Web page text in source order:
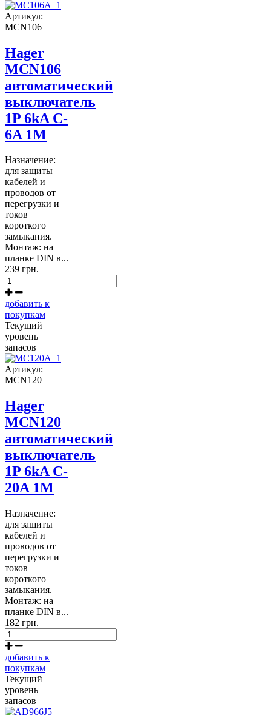
Артикул:
MCN106
Hager
MCN106
автоматический
выключатель
1P 6kA C-
6A 1M
Назначение:
для защиты
кабелей и
проводов от
перегрузки и
токов
короткого
замыкания.
Монтаж: на
планке DIN в...
239 грн.
добавить к
покупкам
Текущий
уровень
запасов
Артикул:
MCN120
Hager
MCN120
автоматический
выключатель
1P 6kA C-
20A 1M
Назначение:
для защиты
кабелей и
проводов от
перегрузки и
токов
короткого
замыкания.
Монтаж: на
планке DIN в...
182 грн.
добавить к
покупкам
Текущий
уровень
запасов